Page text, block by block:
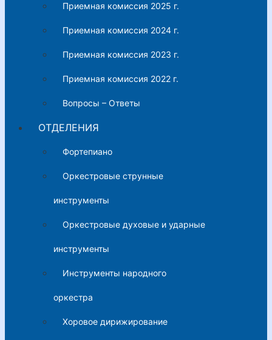
Приемная комиссия 2025 г.
Приемная комиссия 2024 г.
Приемная комиссия 2023 г.
Приемная комиссия 2022 г.
Вопросы – Ответы
ОТДЕЛЕНИЯ
Фортепиано
Оркестровые струнные
инструменты
Оркестровые духовые и ударные
инструменты
Инструменты народного
оркестра
Хоровое дирижирование